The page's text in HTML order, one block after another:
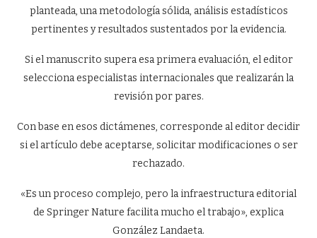
planteada, una metodología sólida, análisis estadísticos
pertinentes y resultados sustentados por la evidencia.
Si el manuscrito supera esa primera evaluación, el editor
selecciona especialistas internacionales que realizarán la
revisión por pares.
Con base en esos dictámenes, corresponde al editor decidir
si el artículo debe aceptarse, solicitar modificaciones o ser
rechazado.
«Es un proceso complejo, pero la infraestructura editorial
de Springer Nature facilita mucho el trabajo», explica
González Landaeta.